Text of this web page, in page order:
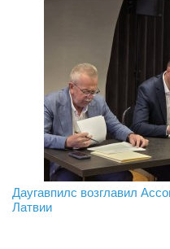
На границе с Беларусью
Даугавпилс возглавил
Латвии
Инвалидность — не
реальные истории людей с